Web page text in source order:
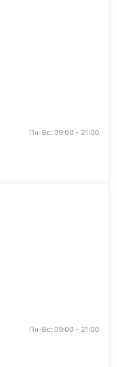
Пн-Вс: 09:00 - 21:00
Пн-Вс: 09:00 - 21:00